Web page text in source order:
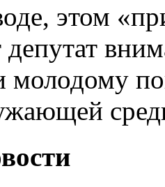
этом
депутат
молодому